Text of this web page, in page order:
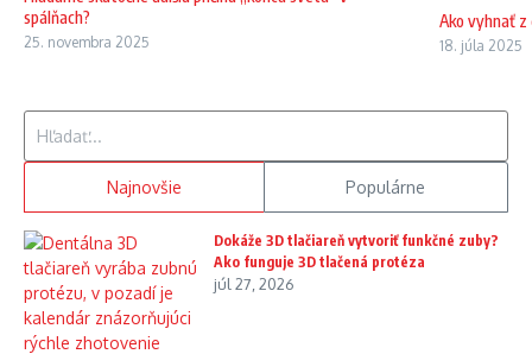
spálňach?
25. novembra 2025
Ako vyhnať z
18. júla 2025
Najnovšie Populárne
Dokáže 3D tlačiareň vytvoriť funkčné zuby?
Ako funguje 3D tlačená protéza
júl 27, 2026